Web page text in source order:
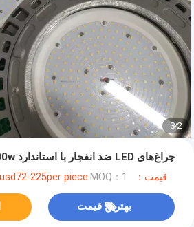
2
/
3
چراغ‌های LED ضد انفجار با استاندارد ATEX IP66 150~200w
قیمت：usd72-225per piece MOQ：1 کامپیوتر
بهترین قیمت